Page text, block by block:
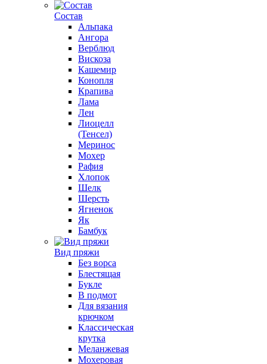
Состав
Альпака
Ангора
Верблюд
Вискоза
Кашемир
Конопля
Крапива
Лама
Лен
Лиоцелл
(Тенсел)
Меринос
Мохер
Рафия
Хлопок
Шелк
Шерсть
Ягненок
Як
Бамбук
Вид пряжи
Без ворса
Блестящая
Букле
В подмот
Для вязания
крючком
Классическая
крутка
Меланжевая
Мохеровая